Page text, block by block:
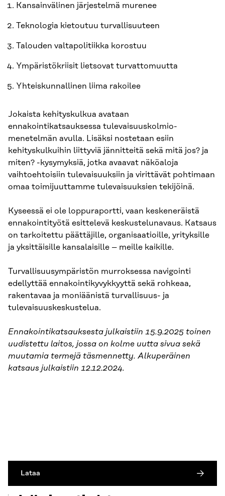
Kansainvälinen järjestelmä murenee
Teknologia kietoutuu turvallisuuteen
Talouden valtapolitiikka korostuu
Ympäristökriisit lietsovat turvattomuutta
Yhteiskunnallinen liima rakoilee
Jokaista kehityskulkua avataan
ennakointikatsauksessa tulevaisuuskolmio-
menetelmän avulla. Lisäksi nostetaan esiin
kehityskulkuihin liittyviä jännitteitä sekä mitä jos? ja
miten? -kysymyksiä, jotka avaavat näköaloja
vaihtoehtoisiin tulevaisuuksiin ja virittävät pohtimaan
omaa toimijuuttamme tulevaisuuksien tekijöinä.
Kyseessä ei ole loppuraportti, vaan keskeneräistä
ennakointityötä esittelevä keskustelunavaus. Katsaus
on tarkoitettu päättäjille, organisaatioille, yrityksille
ja yksittäisille kansalaisille – meille kaikille.
Turvallisuusympäristön murroksessa navigointi
edellyttää ennakointikyvykkyyttä sekä rohkeaa,
rakentavaa ja moniäänistä turvallisuus- ja
tulevaisuuskeskustelua.
Ennakointikatsauksesta julkaistiin 15.9.2025 toinen
uudistettu laitos, jossa on kolme uutta sivua sekä
muutamia termejä täsmennetty. Alkuperäinen
katsaus julkaistiin 12.12.2024.
Lataa